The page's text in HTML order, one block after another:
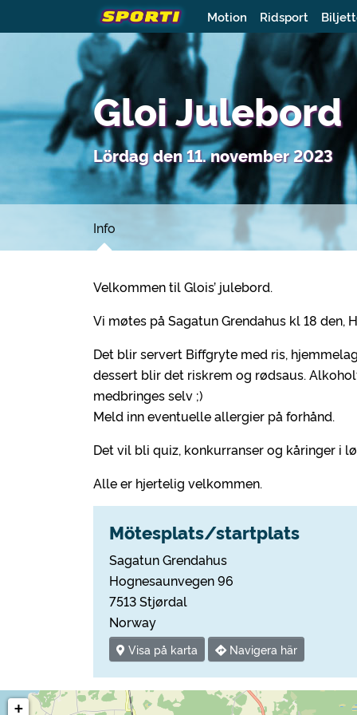
Motion Ridsport
Gloi Julebord
Lördag den 11. november 2023
Info
Velkommen til Glois’ julebord.
Vi møtes på Sagatun Grendahus kl 18 den,
Det blir servert Biffgryte med ris,
dessert blir det riskrem og rødsaus.
medbringes selv ;)
Meld inn eventuelle allergier på forhånd.
Det vil bli quiz, konkurranser og kåringer i
Alle er hjertelig velkommen.
Mötesplats/startplats
Sagatun Grendahus
Hognesaunvegen 96
7513 Stjørdal
Norway
Visa på karta Navigera här
+